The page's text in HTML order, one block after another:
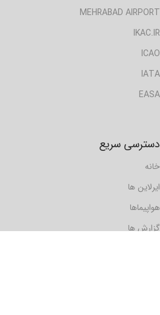
MEHRABAD AIRPORT
IKAC.IR
ICAO
IATA
EASA
دسترسی سریع
خانه
ایرلاین ها
هواپیماها
گزارش ها